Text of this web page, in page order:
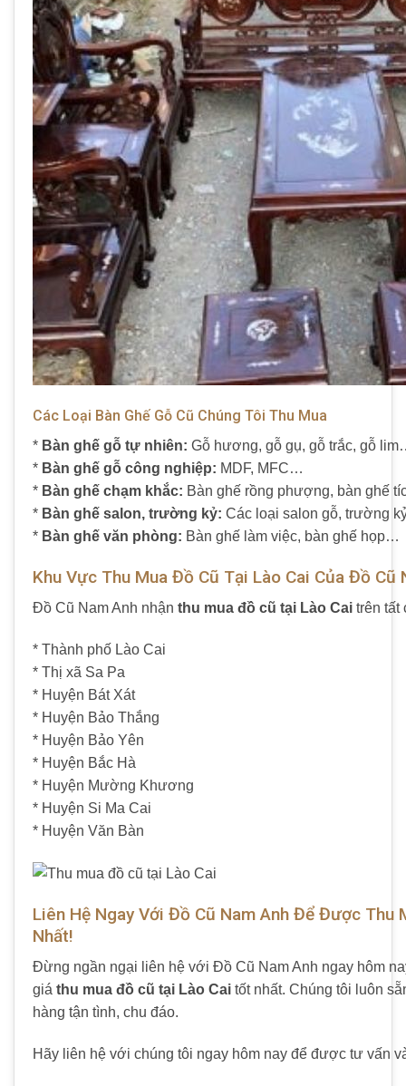
Các Loại Bàn Ghế Gỗ Cũ Chúng Tôi Thu Mua
* Bàn ghế gỗ tự nhiên: Gỗ hương, gỗ gụ, gỗ trắc, gỗ
* Bàn ghế gỗ công nghiệp: MDF, MFC…
* Bàn ghế chạm khắc: Bàn ghế rồng phượng, bàn ghế
* Bàn ghế salon, trường kỷ: Các loại salon gỗ, trường
* Bàn ghế văn phòng: Bàn ghế làm việc, bàn ghế họp…
Khu Vực Thu Mua Đồ Cũ Tại Lào Cai Của Đồ Cũ
Đồ Cũ Nam Anh nhận thu mua đồ cũ tại Lào Cai trên tất
* Thành phố Lào Cai
* Thị xã Sa Pa
* Huyện Bát Xát
* Huyện Bảo Thắng
* Huyện Bảo Yên
* Huyện Bắc Hà
* Huyện Mường Khương
* Huyện Si Ma Cai
* Huyện Văn Bàn
Liên Hệ Ngay Với Đồ Cũ Nam Anh Để Được Thu
Nhất!
Đừng ngần ngại liên hệ với Đồ Cũ Nam Anh ngay hôm
giá thu mua đồ cũ tại Lào Cai tốt nhất. Chúng tôi luôn
hàng tận tình, chu đáo.
Hãy liên hệ với chúng tôi ngay hôm nay để được tư vấn